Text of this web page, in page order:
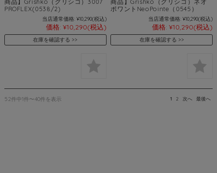
商品】Grishko（グリシコ）3007
PROFLEX(0538/2)
当店通常価格: ¥10,290(税込)
価格: ¥10,290(税込)
在庫を確認する
商品】Grishko（グリシコ）ネオ
ポワントNeoPointe（0545）
当店通常価格: ¥10,290(税込)
価格: ¥10,290(税込)
在庫を確認する
52件中1件〜40件を表示 1 2 次へ 最後へ